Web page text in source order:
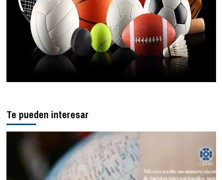
Te pueden interesar